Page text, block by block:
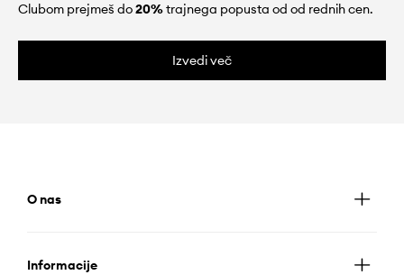
Clubom prejmeš do20%trajnega popusta od od rednih cen.
Izvedi več
O nas
Informacije